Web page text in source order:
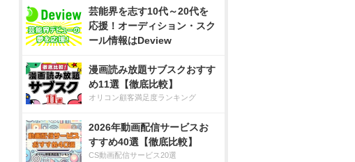
芸能界を志す10代～20代を
応援！オーディション・スク
ール情報はDeview
漫画読み放題サブスクおすす
め11選【徹底比較】
オリコン顧客満足度ランキング
2026年動画配信サービスお
すすめ40選【徹底比較】
CS動画配信サービス20選